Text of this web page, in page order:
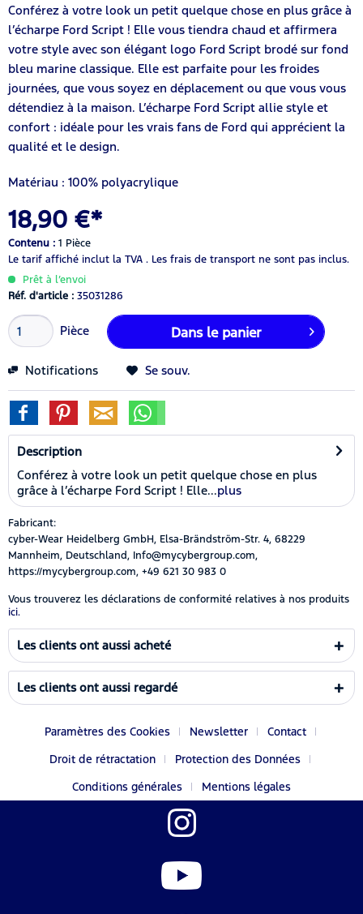
Conférez à votre look un petit quelque chose en plus grâce à
l’écharpe Ford Script ! Elle vous tiendra chaud et affirmera
votre style avec son élégant logo Ford Script brodé sur fond
bleu marine classique. Elle est parfaite pour les froides
journées, que vous soyez en déplacement ou que vous vous
détendiez à la maison. L’écharpe Ford Script allie style et
confort : idéale pour les vrais fans de Ford qui apprécient la
qualité et le design.
Matériau : 100% polyacrylique
18,90 €*
Contenu : 1 Pièce
Le tarif affiché inclut la TVA . Les frais de transport ne sont pas inclus.
Prêt à l’envoi
Réf. d'article : 35031286
Pièce Dans le panier
Notifications Se souv.
Description
Conférez à votre look un petit quelque chose en plus
grâce à l’écharpe Ford Script ! Elle...plus
Fabricant:
cyber-Wear Heidelberg GmbH, Elsa-Brändström-Str. 4, 68229
Mannheim, Deutschland, Info@mycybergroup.com,
https://mycybergroup.com, +49 621 30 983 0
Vous trouverez les déclarations de conformité relatives à nos produits
ici.
Les clients ont aussi acheté
Les clients ont aussi regardé
Paramètres des Cookies Newsletter
Contact
Droit de rétractation
Protection des Données
Conditions générales
Mentions légales